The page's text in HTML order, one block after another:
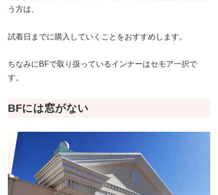
う方は、
試着日までに購入していくことをおすすめします。
ちなみにBFで取り扱っているインナーはセモア一択で
す。
BFには窓がない